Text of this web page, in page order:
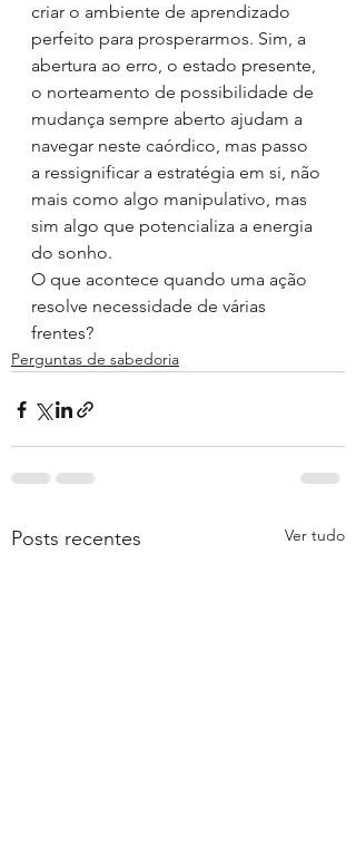
criar o ambiente de aprendizado
perfeito para prosperarmos. Sim, a
abertura ao erro, o estado presente,
o norteamento de possibilidade de
mudança sempre aberto ajudam a
navegar neste caórdico, mas passo
a ressignificar a estratégia em si, não
mais como algo manipulativo, mas
sim algo que potencializa a energia
do sonho.
O que acontece quando uma ação
resolve necessidade de várias
frentes?
Perguntas de sabedoria
Posts recentes Ver tudo